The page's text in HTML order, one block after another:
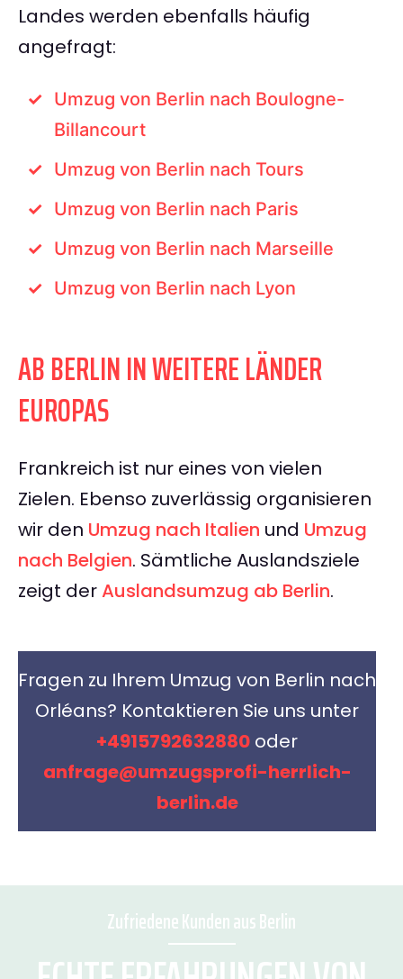
Landes werden ebenfalls häufig
angefragt:
Umzug von Berlin nach Boulogne-
Billancourt
Umzug von Berlin nach Tours
Umzug von Berlin nach Paris
Umzug von Berlin nach Marseille
Umzug von Berlin nach Lyon
AB BERLIN IN WEITERE LÄNDER
EUROPAS
Frankreich ist nur eines von vielen
Zielen. Ebenso zuverlässig organisieren
wir den Umzug nach Italien und Umzug
nach Belgien. Sämtliche Auslandsziele
zeigt derAuslandsumzug ab Berlin.
Fragen zu Ihrem Umzug von Berlin nach
Orléans? Kontaktieren Sie uns unter
+4915792632880 oder
anfrage@umzugsprofi-herrlich-
berlin.de
Zufriedene Kunden aus Berlin